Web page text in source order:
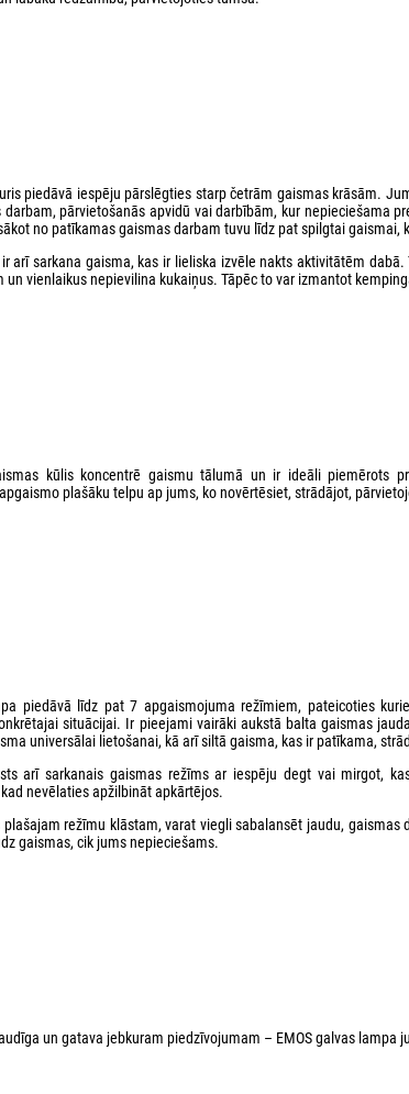
piedāvā iespēju pārslēgties starp četrām gaismas krāsām.
darbam, pārvietošanās apvidū vai darbībām, kur nepieciešama
no patīkamas gaismas darbam tuvu līdz pat spilgtai
arī sarkana gaisma, kas ir lieliska izvēle nakts aktivitātēm
un vienlaikus nepievilina kukaiņus. Tāpēc to var izmantot
kūlis koncentrē gaismu tālumā un ir ideāli piemērots
plašāku telpu ap jums, ko novērtēsiet, strādājot,
piedāvā līdz pat 7 apgaismojuma režīmiem, pateicoties
situācijai. Ir pieejami vairāki aukstā balta gaismas
universālai lietošanai, kā arī siltā gaisma, kas ir patīkama,
arī sarkanais gaismas režīms ar iespēju degt vai mirgot,
nevēlaties apžilbināt apkārtējos.
plašajam režīmu klāstam, varat viegli sabalansēt jaudu,
gaismas, cik jums nepieciešams.
un gatava jebkuram piedzīvojumam – EMOS galvas lampa